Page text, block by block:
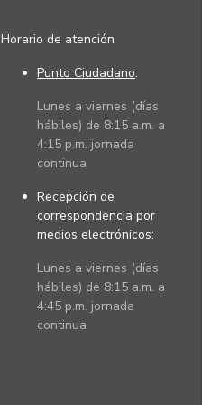
Horario de atención
Punto Ciudadano:
Lunes a viernes (días
hábiles) de 8:15 a.m. a
4:15 p.m. jornada
continua
Recepción de
correspondencia por
medios electrónicos:
Lunes a viernes (días
hábiles) de 8:15 a.m. a
4:45 p.m. jornada
continua